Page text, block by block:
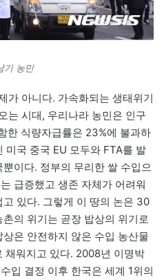
기 농민
가 아니다. 가속화되는 생태위기
는 시대, 우리나라 농민은 인구
한 식량자급률은 23%에 불과하
미국 중국 EU 모두와 FTA를 발
이다. 정부의 무리한 쌀 수입으
급증했고 생존 자체가 어려워
있다. 그렇게 이 땅의 논은 30
의 위기는 곧장 밥상의 위기로
은 안전하지 않은 수입 농산물
채워지고 있다. 2008년 이명박
입 결정 이후 한국은 세계 1위의